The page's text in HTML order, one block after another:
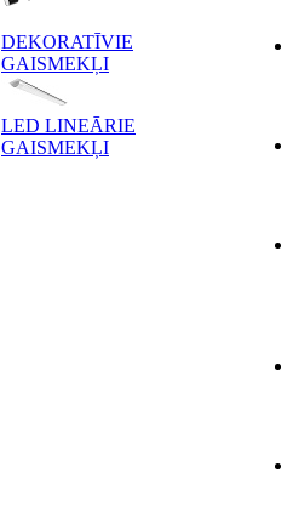
DEKORATĪVIE
GAISMEKĻI
LED LINEĀRIE
GAISMEKĻI